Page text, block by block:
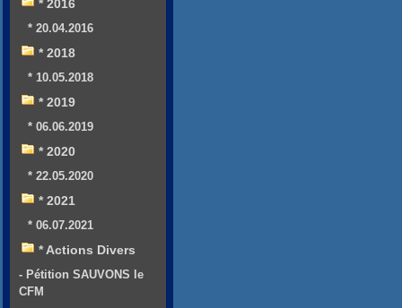
* 2016
* 20.04.2016
* 2018
* 10.05.2018
* 2019
* 06.06.2019
* 2020
* 22.05.2020
* 2021
* 06.07.2021
* Actions Divers
- Pétition SAUVONS le
CFM